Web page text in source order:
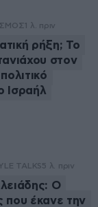
1 λ. πριν
ρήξη; Το
στον
Ισραήλ
TALKS5 λ. πριν
Ο
που έκανε την